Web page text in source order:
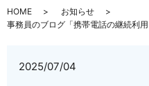
HOME
お知らせ
事務員のブログ「携帯電話の継続利用
2025/07/04